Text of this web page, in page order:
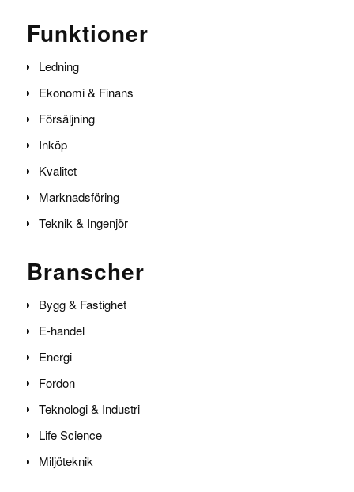
Funktioner
Ledning
Ekonomi & Finans
Försäljning
Inköp
Kvalitet
Marknadsföring
Teknik & Ingenjör
Branscher
Bygg & Fastighet
E-handel
Energi
Fordon
Teknologi & Industri
Life Science
Miljöteknik